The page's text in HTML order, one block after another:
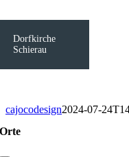
Dorfkirche
Schierau
cajocodesign2024-07-
Orte